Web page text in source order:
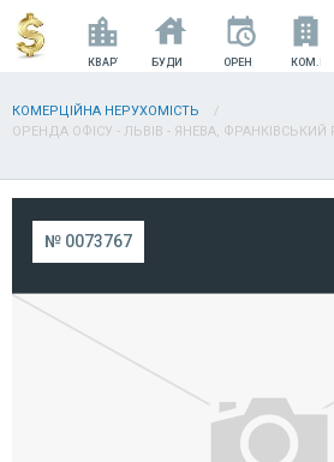
КВАРТИРИ БУДИНКИ ОРЕНДА
КОМЕРЦІЙНА НЕРУХОМІСТЬ
ОРЕНДА ОФІСУ - ЛЬВІВ - ЯНЕВА, ФРАНКІВСЬКИЙ
№ 0073767